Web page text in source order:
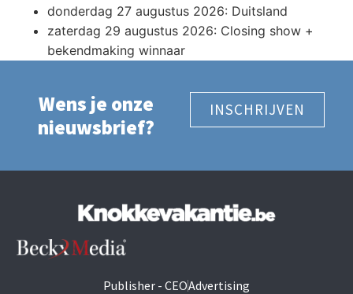
donderdag 27 augustus 2026: Duitsland
zaterdag 29 augustus 2026: Closing show +
bekendmaking winnaar
Wens je onze
nieuwsbrief?
INSCHRIJVEN
Publisher - CEOAdvertising